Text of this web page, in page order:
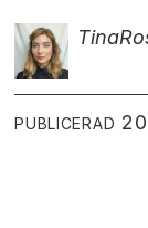
Tina
PUBLICERAD